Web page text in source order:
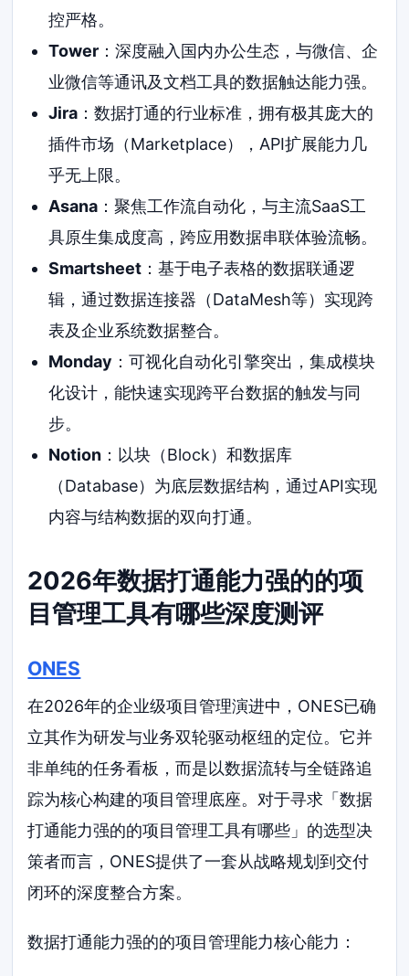
控严格。
Tower：深度融入国内办公生态，与微信、企
业微信等通讯及文档工具的数据触达能力强。
Jira：数据打通的行业标准，拥有极其庞大的
插件市场（Marketplace），API扩展能力几
乎无上限。
Asana：聚焦工作流自动化，与主流SaaS工
具原生集成度高，跨应用数据串联体验流畅。
Smartsheet：基于电子表格的数据联通逻
辑，通过数据连接器（DataMesh等）实现跨
表及企业系统数据整合。
Monday ：可视化自动化引擎突出，集成模块
化设计，能快速实现跨平台数据的触发与同
步。
Notion：以块（Block）和数据库
（Database）为底层数据结构，通过API实现
内容与结构数据的双向打通。
2026年数据打通能力强的的项
目管理工具有哪些深度测评
ONES
在2026年的企业级项目管理演进中，ONES已确
立其作为研发与业务双轮驱动枢纽的定位。它并
非单纯的任务看板，而是以数据流转与全链路追
踪为核心构建的项目管理底座。对于寻求「数据
打通能力强的的项目管理工具有哪些」的选型决
策者而言，ONES提供了一套从战略规划到交付
闭环的深度整合方案。
数据打通能力强的的项目管理能力核心能力：